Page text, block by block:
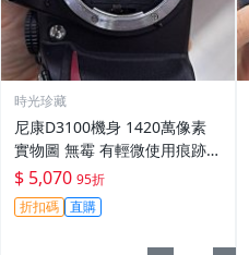
時光珍藏
尼康D3100機身 1420萬像素
實物圖 無霉 有輕微使用痕跡
機身原裝 無拆修無翻新 臨-34
3
$ 5,070 95折
折扣碼 直購